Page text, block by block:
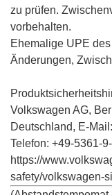
zu prüfen.
vorbehalten.
Ehemalige UPE
Änderungen,
Volkswagen AG,
Deutschland, E-
Telefon: +49-5361-
https://
safety/volkswagen-